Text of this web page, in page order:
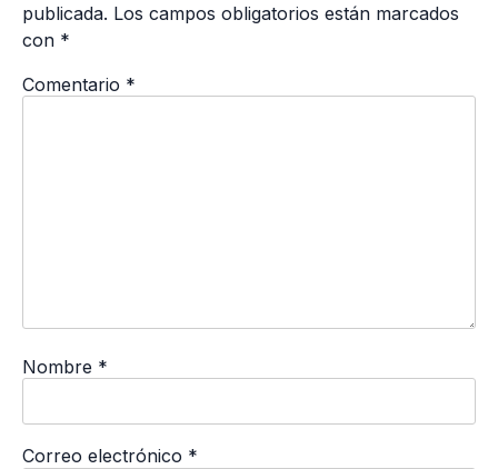
publicada. Los campos obligatorios están marcados
con *
Comentario *
Nombre *
Correo electrónico *